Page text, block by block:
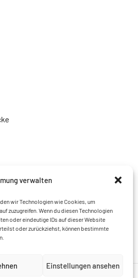
verwalten
wir Technologien wie Cookies, um
zuzugreifen. Wenn du diesen Technologien
oder eindeutige IDs auf dieser Website
oder zurückziehst, können bestimmte
Einstellungen ansehen